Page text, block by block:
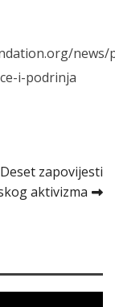
news/
i-podrinja
Deset zapovijesti
aktivizma